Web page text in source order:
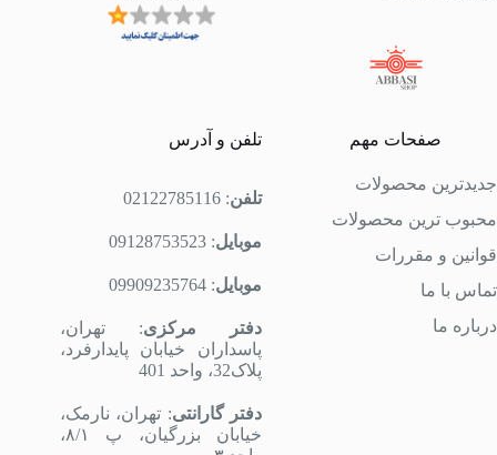
صفحات مهم
جدیدترین محصولات
محبوب ترین محصولات
قوانین و مقررات
تماس با ما
درباره ما
تلفن و آدرس
تلفن:
02122785116
موبایل:
09128753523
موبایل:
09909235764
دفتر مرکزی: تهران،
پاسداران خیابان پایدارفرد،
پلاک32، واحد 401
دفتر گارانتی: تهران، نارمک،
خیابان بزرگیان، پ ۸/۱،